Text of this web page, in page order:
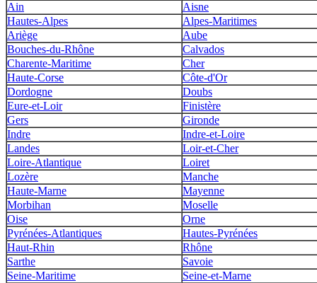
Ain
Aisne
Hautes-Alpes
Alpes-Maritimes
Ariège
Aube
Bouches-du-Rhône
Calvados
Charente-Maritime
Cher
Haute-Corse
Côte-d'Or
Dordogne
Doubs
Eure-et-Loir
Finistère
Gers
Gironde
Indre
Indre-et-Loire
Landes
Loir-et-Cher
Loire-Atlantique
Loiret
Lozère
Manche
Haute-Marne
Mayenne
Morbihan
Moselle
Oise
Orne
Pyrénées-Atlantiques
Hautes-Pyrénées
Haut-Rhin
Rhône
Sarthe
Savoie
Seine-Maritime
Seine-et-Marne